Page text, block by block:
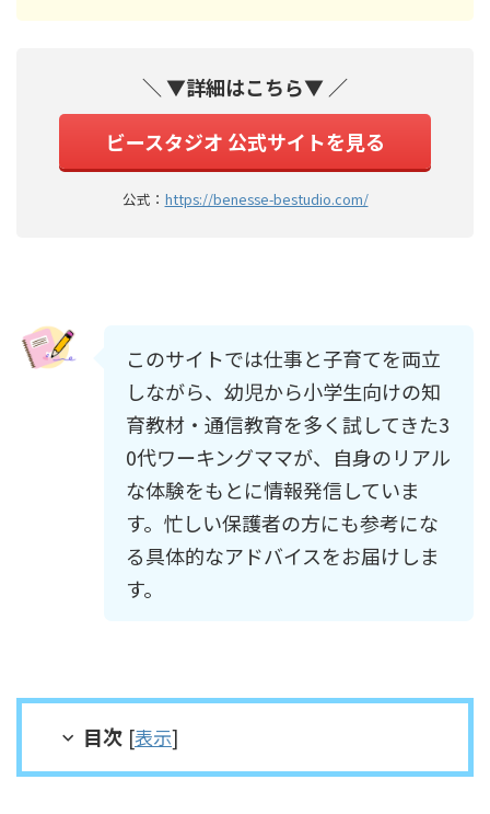
＼ ▼詳細はこちら▼ ／
ビースタジオ 公式サイトを見る
公式： https://benesse-bestudio.com/
このサイトでは仕事と子育てを両立
しながら、幼児から小学生向けの知
育教材・通信教育を多く試してきた3
0代ワーキングママが、自身のリアル
な体験をもとに情報発信していま
す。忙しい保護者の方にも参考にな
る具体的なアドバイスをお届けしま
す。
目次 [表示]